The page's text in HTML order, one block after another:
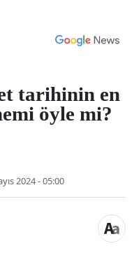
tarihinin en
öyle mi?
2024 - 05:00